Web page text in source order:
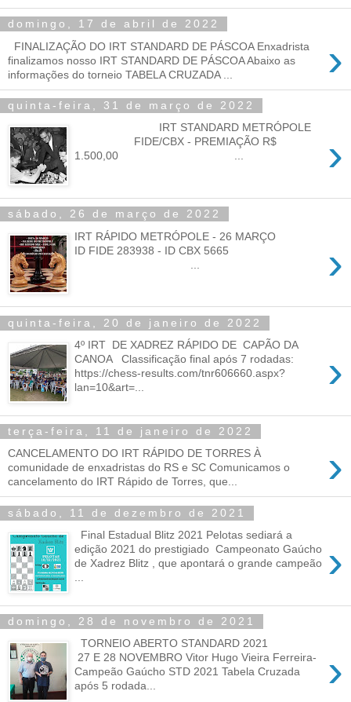
domingo, 17 de abril de 2022
›
FINALIZAÇÃO DO IRT STANDARD DE PÁSCOA Enxadrista
finalizamos nosso IRT STANDARD DE PÁSCOA Abaixo as
informações do torneio TABELA CRUZADA ...
quinta-feira, 31 de março de 2022
›
IRT STANDARD METRÓPOLE
FIDE/CBX - PREMIAÇÃO R$
1.500,00 ...
sábado, 26 de março de 2022
›
IRT RÁPIDO METRÓPOLE - 26 MARÇO
ID FIDE 283938 - ID CBX 5665
quinta-feira, 20 de janeiro de 2022
›
4º IRT DE XADREZ RÁPIDO DE CAPÃO DA
CANOA Classificação final após 7 rodadas:
https://chess-results.com/tnr606660.aspx?
lan=10&art=...
terça-feira, 11 de janeiro de 2022
›
CANCELAMENTO DO IRT RÁPIDO DE TORRES À
comunidade de enxadristas do RS e SC Comunicamos o
cancelamento do IRT Rápido de Torres, que...
sábado, 11 de dezembro de 2021
›
Final Estadual Blitz 2021 Pelotas sediará a
edição 2021 do prestigiado Campeonato Gaúcho
de Xadrez Blitz , que apontará o grande campeão
domingo, 28 de novembro de 2021
›
TORNEIO ABERTO STANDARD 2021
27 E 28 NOVEMBRO Vitor Hugo Vieira Ferreira-
Campeão Gaúcho STD 2021 Tabela Cruzada
após 5 rodada...